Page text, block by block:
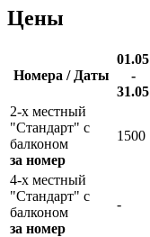
Цены
Номера / Даты
01.05
-
31.05
2-х местный
"Стандарт" с
балконом
за номер
1500
4-х местный
"Стандарт" с
балконом
за номер
-